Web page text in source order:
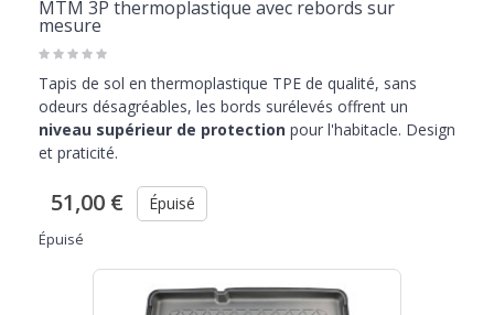
MTM 3P thermoplastique avec rebords sur
mesure
Tapis de sol en thermoplastique TPE de qualité, sans
odeurs désagréables, les bords surélevés offrent un
niveau supérieur de protection pour l'habitacle. Design
et praticité.
51,00 € Épuisé
Épuisé